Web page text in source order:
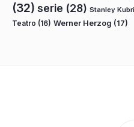
(32) serie (28) Stanley
Teatro (16) Werner Herzog (17)